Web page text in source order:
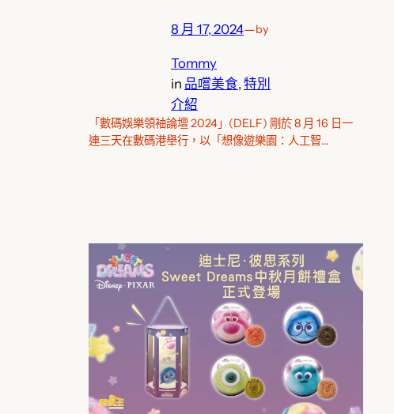
8 月 17, 2024—by
Tommy
in 品嚐美食, 特別
介紹
「數碼娛樂領袖論壇 2024」(DELF) 剛於 8 月 16 日一
連三天在數碼港舉行，以「想像遊樂園：人工智…